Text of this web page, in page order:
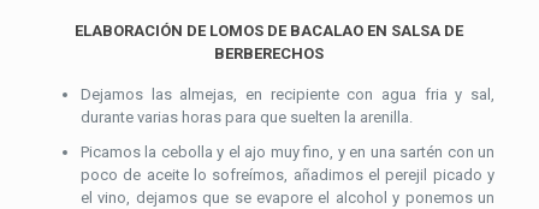
ELABORACIÓN DE LOMOS DE BACALAO EN SALSA DE
BERBERECHOS
Dejamos las almejas, en recipiente con agua fria y sal,
durante varias horas para que suelten la arenilla.
Picamos la cebolla y el ajo muy fino, y en una sartén con un
poco de aceite lo sofreímos, añadimos el perejil picado y
el vino, dejamos que se evapore el alcohol y ponemos un